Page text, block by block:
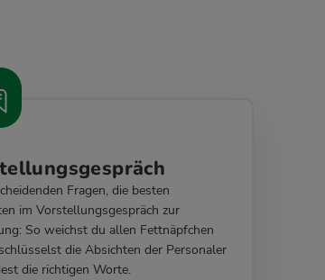
Fragen, die besten
im Vorstellungsgespräch zur
So weichst du allen Fettnäpfchen
die Absichten der Personaler
die richtigen Worte.